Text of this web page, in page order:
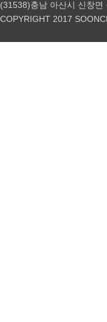
(31538)충남 아산시 신창면
COPYRIGHT 2017